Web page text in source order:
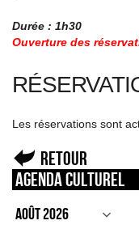
Durée : 1h30
Ouverture des
Les réservations sont
Retour
Agenda culturel